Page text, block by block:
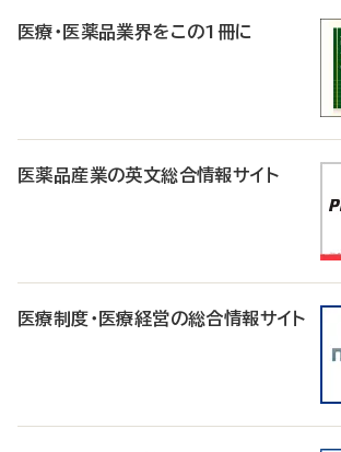
医療・医薬品業界をこの1冊に
医薬品産業の英文総合情報サイト
医療制度・医療経営の総合情報サイト